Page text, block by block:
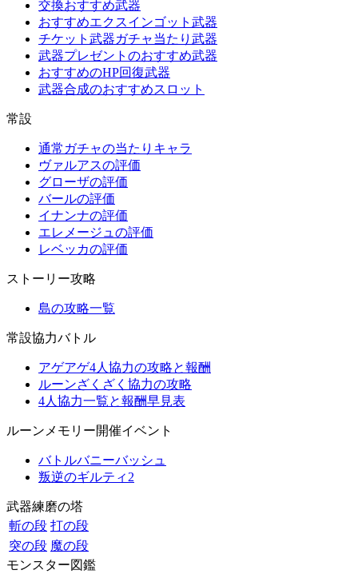
交換おすすめ武器
おすすめエクスインゴット武器
チケット武器ガチャ当たり武器
武器プレゼントのおすすめ武器
おすすめのHP回復武器
武器合成のおすすめスロット
常設
通常ガチャの当たりキャラ
ヴァルアスの評価
グローザの評価
バールの評価
イナンナの評価
エレメージュの評価
レベッカの評価
ストーリー攻略
島の攻略一覧
常設協力バトル
アゲアゲ4人協力の攻略と報酬
ルーンざくざく協力の攻略
4人協力一覧と報酬早見表
ルーンメモリー開催イベント
バトルバニーバッシュ
叛逆のギルティ2
武器練磨の塔
斬の段 打の段
突の段 魔の段
モンスター図鑑